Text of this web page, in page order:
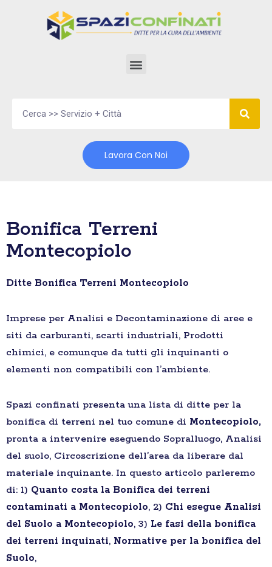
Lavora Con Noi
Bonifica Terreni
Montecopiolo
Ditte Bonifica Terreni Montecopiolo
Imprese per Analisi e Decontaminazione di aree e
siti da carburanti, scarti industriali, Prodotti
chimici, e comunque da tutti gli inquinanti o
elementi non compatibili con l’ambiente.
Spazi confinati presenta una lista di ditte per la
bonifica di terreni nel tuo comune di Montecopiolo,
pronta a intervenire eseguendo Sopralluogo, Analisi
del suolo, Circoscrizione dell’area da liberare dal
materiale inquinante. In questo articolo parleremo
di: 1) Quanto costa la Bonifica dei terreni
contaminati a Montecopiolo, 2) Chi esegue Analisi
del Suolo a Montecopiolo, 3) Le fasi della bonifica
dei terreni inquinati, Normative per la bonifica del
Suolo,